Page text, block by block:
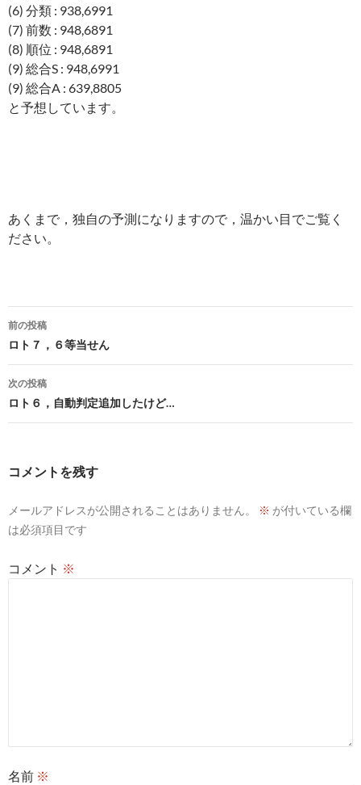
(6) 分類 : 938,6991
(7) 前数 : 948,6891
(8) 順位 : 948,6891
(9) 総合S : 948,6991
(9) 総合A : 639,8805
と予想しています。
あくまで，独自の予測になりますので，温かい目でご覧く
ださい。
投
稿
ナ
ビ
ゲ
ョ
前の投稿
ロト７，６等当せん
次の投稿
ロト６，自動判定追加したけど…
コメントを残す
メールアドレスが公開されることはありません。 ※ が付いている欄
は必須項目です
コメント ※
名前 ※